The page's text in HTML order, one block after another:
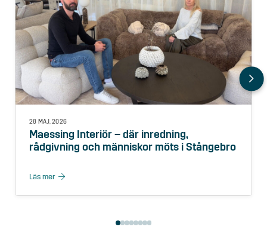
28 MAJ, 2026
Maessing Interiör – där inredning,
rådgivning och människor möts i Stångebro
Läs mer